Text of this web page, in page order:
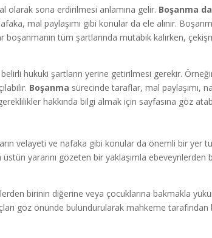
olarak sona erdirilmesi anlamına gelir. Boşanma
mal paylaşımı gibi konular da ele alınır.
boşanmanın tüm şartlarında mutabık kalırken,
hukuki şartların yerine getirilmesi gerekir.
Boşanma sürecinde taraflar, mal paylaşımı,
hakkında bilgi almak için sayfasına göz
velayeti ve nafaka gibi konular da önemli bir yer
yararını gözeten bir yaklaşımla
birinin diğerine veya çocuklarına bakmakla
göz önünde bulundurularak mahkeme